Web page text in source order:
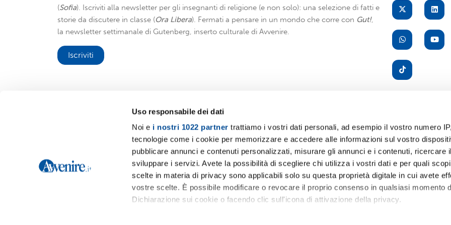
Uso responsabile dei dati
Noi e i nostri 1022 partner trattiamo i vostri dati personali, ad esempio il vostro numero
tecnologie come i cookie per memorizzare e accedere alle informazioni sul vostro
pubblicare annunci e contenuti personalizzati, misurare gli annunci e i contenuti, ricercare
sviluppare i servizi. Avete la possibilità di scegliere chi utilizza i vostri dati e per quali
scelte in materia di privacy sono applicabili solo su questa proprietà digitale in cui avete
vostre scelte. È possibile modificare o revocare il proprio consenso in qualsiasi momento
Dichiarazione sui cookie o facendo clic sull'icona di attivazione della privacy.
(Sofia). Iscriviti alla newsletter per gli insegnanti di religione (e non solo): una selezione di fatti e
storie da discutere in classe (Ora Libera). Fermati a pensare in un mondo che corre con Gut!,
la newsletter settimanale di Gutenberg, inserto culturale di Avvenire.
Iscriviti